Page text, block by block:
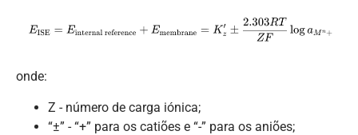
onde:
Z - número de carga iónica;
“±” - “+” para os catiões e “-” para os aniões;